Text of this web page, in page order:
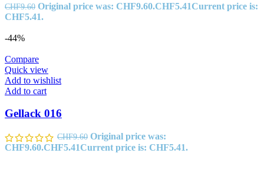
CHF9.60 Original price was: CHF9.60.CHF5.41Current price is:
CHF5.41.
-44%
Compare
Quick view
Add to wishlist
Add to cart
Gellack 016
CHF9.60 Original price was:
CHF9.60.CHF5.41Current price is: CHF5.41.